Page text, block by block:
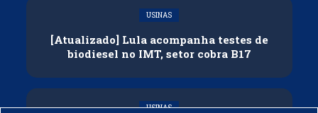
USINAS
[Atualizado] Lula acompanha testes de
biodiesel no IMT, setor cobra B17
USINAS